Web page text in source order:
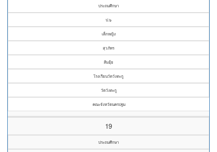
ประถมศึกษา
ป.๖
เด็กหญิง
สุวภัทร
ส้มอุ้ย
โรงเรียนวัดวังตะกู
วัดวังตะกู
คณะจังหวัดนครปฐม
19
ประถมศึกษา